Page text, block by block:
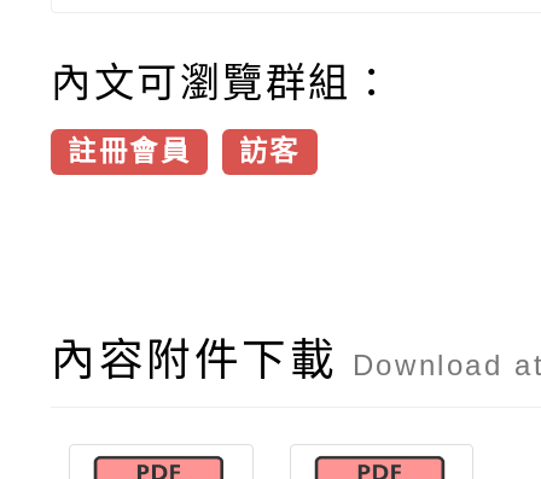
內文可瀏覽群組：
註冊會員 訪客
內容附件下載 Download